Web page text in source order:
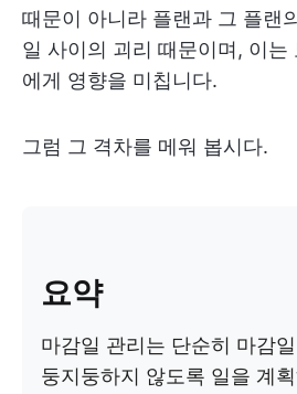
때문이 아니라 플랜과 그 플랜
일 사이의 괴리 때문이며, 이는
에게 영향을 미칩니다.
그럼 그 격차를 메워 봅시다.
요약
마감일 관리는 단순히 마감
둥지둥하지 않도록 일을 계